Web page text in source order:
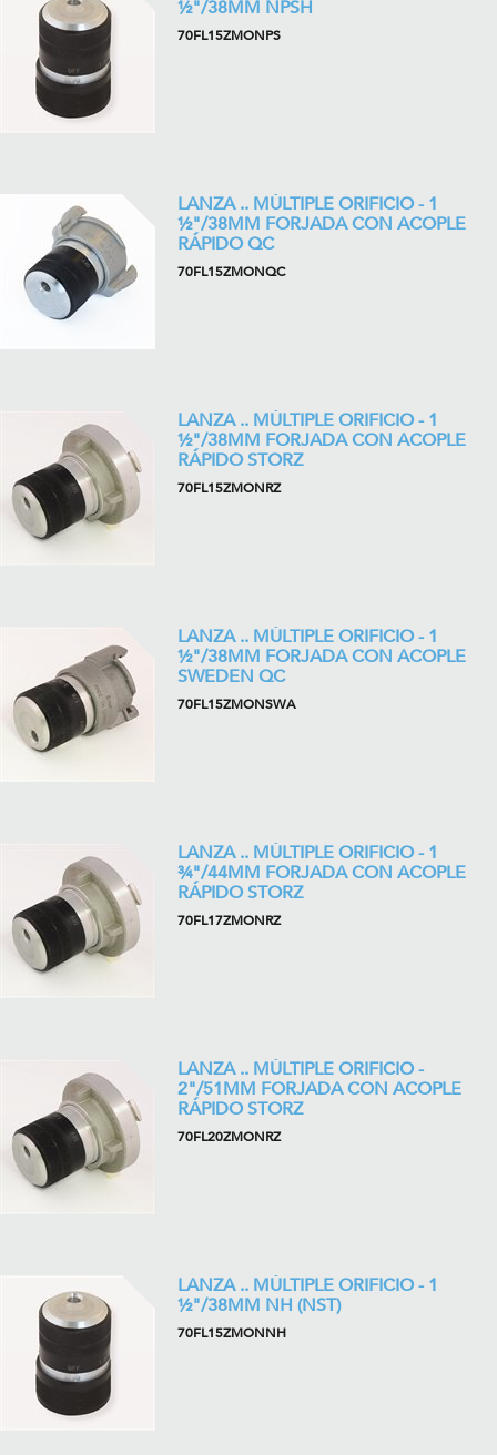
½"/38MM NPSH
70FL15ZMONPS
LANZA .. MÚLTIPLE ORIFICIO - 1
½"/38MM FORJADA CON ACOPLE
RÁPIDO QC
70FL15ZMONQC
LANZA .. MÚLTIPLE ORIFICIO - 1
½"/38MM FORJADA CON ACOPLE
RÁPIDO STORZ
70FL15ZMONRZ
LANZA .. MÚLTIPLE ORIFICIO - 1
½"/38MM FORJADA CON ACOPLE
SWEDEN QC
70FL15ZMONSWA
LANZA .. MÚLTIPLE ORIFICIO - 1
¾"/44MM FORJADA CON ACOPLE
RÁPIDO STORZ
70FL17ZMONRZ
LANZA .. MÚLTIPLE ORIFICIO -
2"/51MM FORJADA CON ACOPLE
RÁPIDO STORZ
70FL20ZMONRZ
LANZA .. MÚLTIPLE ORIFICIO - 1
½"/38MM NH (NST)
70FL15ZMONNH